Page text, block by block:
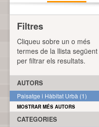
Filtres
Cliqueu sobre un o més
termes de la llista següent
per filtrar els resultats.
AUTORS
Paisatge i Hàbitat Urbà (1)
MOSTRAR MÉS AUTORS
CATEGORIES